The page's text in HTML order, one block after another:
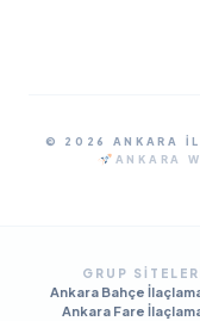
© 2026 ANKARA
ANKARA
GRUP
Ankara Bahçe
Ankara Fare